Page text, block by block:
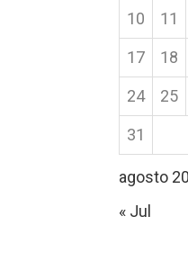
agosto
10 11
17 18
24 25
31
« Jul